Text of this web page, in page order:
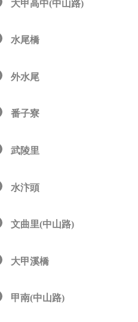
大甲高中(中山路)
水尾橋
外水尾
番子寮
武陵里
水汴頭
文曲里(中山路)
大甲溪橋
甲南(中山路)